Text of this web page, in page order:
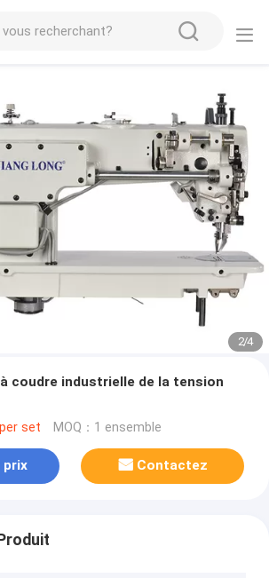
2/4
coudre industrielle de la tension
set MOQ：1 ensemble
prix Contactez